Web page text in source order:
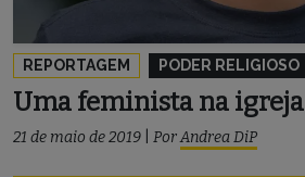
REPORTAGEM PODER RELIGIOSO
Uma feminista na igreja
21 de maio de 2019 PorAndrea DiP